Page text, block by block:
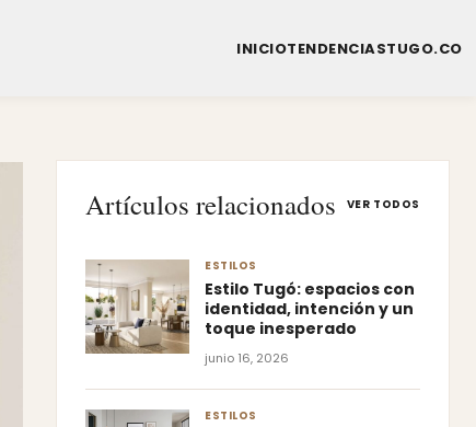
Artículos relacionados VER TODOS
ESTILOS
Estilo Tugó: espacios con
identidad, intención y un
toque inesperado
junio 16, 2026
ESTILOS
INICIOTENDENCIASTUGO.CO